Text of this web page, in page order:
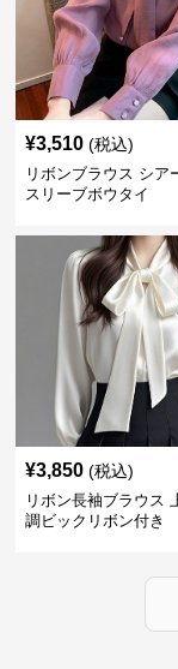
¥3,510 (税込)
リボンブラウス シア
スリーブボウタイ
¥3,850 (税込)
リボン長袖ブラウス
調ビックリボン付き